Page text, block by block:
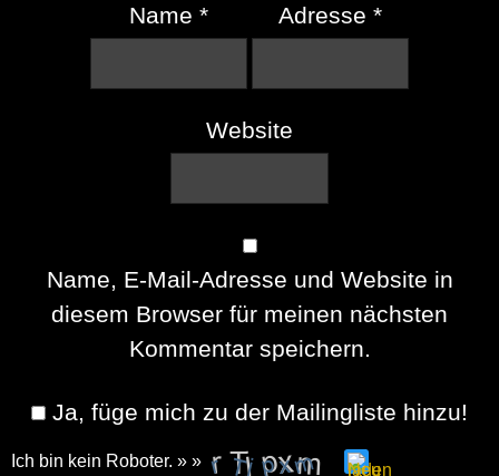
Name *
Adresse*
Website
Name, E-Mail-Adresse und Website in
diesem Browser für meinen nächsten
Kommentar speichern.
Ja, füge mich zu der Mailingliste hinzu!
Ich bin kein Roboter. » »